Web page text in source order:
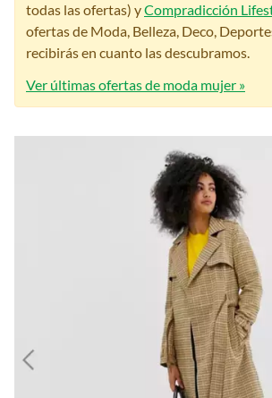
todas las ofertas) yCompradicción
ofertas de Moda, Belleza, Deco,
recibirás en cuanto las descubramos.
Ver últimas ofertas de moda mujer »